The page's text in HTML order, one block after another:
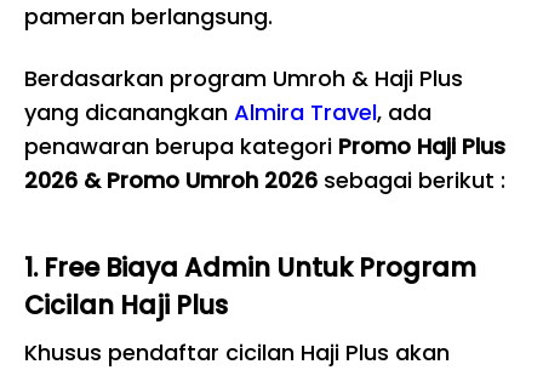
pameran berlangsung.
Berdasarkan program Umroh & Haji Plus
yang dicanangkan Almira Travel, ada
penawaran berupa kategori Promo Haji Plus
2026 & Promo Umroh 2026 sebagai berikut :
1. Free Biaya Admin Untuk Program
Cicilan Haji Plus
Khusus pendaftar cicilan Haji Plus akan